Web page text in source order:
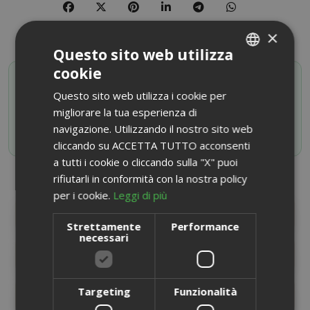
SAIDA OFFERTE VIP
Attiva il tuo codice sconto iscrivendoti al canale
Whatsapp
ISCRIVITI ORA
DESCRIZIONE PRODOTTO
INFORMAZIONI PRODOTTO
SCHEDA INFORMATIVA
×
Questo sito web utilizza
cookie
Questo sito web utilizza i cookie per
migliorare la tua esperienza di
navigazione. Utilizzando il nostro sito web
cliccando su ACCETTA TUTTO acconsenti
a tutti i cookie o cliccando sulla "X" puoi
rifiutarli in conformità con la nostra policy
per i cookie. Leggi di più
Strettamente
necessari
Performance
Targeting Funzionalità